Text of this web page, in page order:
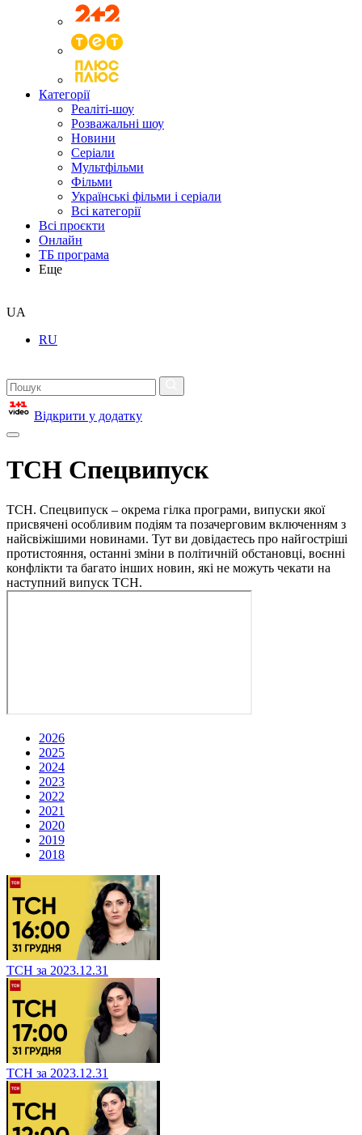
Категорії
Реаліті-шоу
Розважальні шоу
Новини
Серіали
Мультфільми
Фільми
Українські фільми і серіали
Всі категорії
Всі проєкти
Онлайн
ТБ програма
Еще
UA
RU
Відкрити у додатку
ТСН Спецвипуск
ТСН. Спецвипуск – окрема гілка програми, випуски якої
присвячені особливим подіям та позачерговим включенням з
найсвіжішими новинами. Тут ви довідаєтесь про найгостріші
протистояння, останні зміни в політичній обстановці, воєнні
конфлікти та багато інших новин, які не можуть чекати на
наступний випуск ТСН.
2026
2025
2024
2023
2022
2021
2020
2019
2018
ТСН за 2023.12.31
ТСН за 2023.12.31